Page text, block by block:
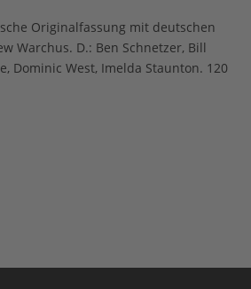
Originalfassung mit deutschen
Warchus. D.: Ben Schnetzer, Bill
Dominic West, Imelda Staunton. 120